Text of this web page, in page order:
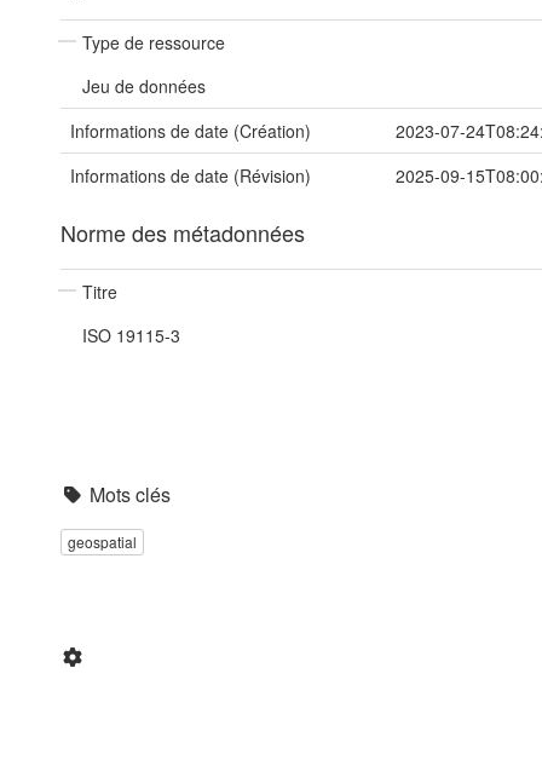
Type de ressource
Jeu de données
Informations de date (Création)
2023-07-
Informations de date (Révision)
2025-09-
Norme des métadonnées
Titre
ISO 19115-3
Mots clés
geospatial